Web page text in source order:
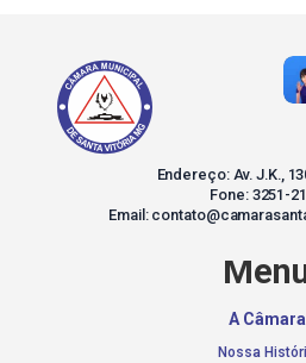
Endereço: Av. J.K.,
Fone: 3251-
Email:
A Câmara
Nossa